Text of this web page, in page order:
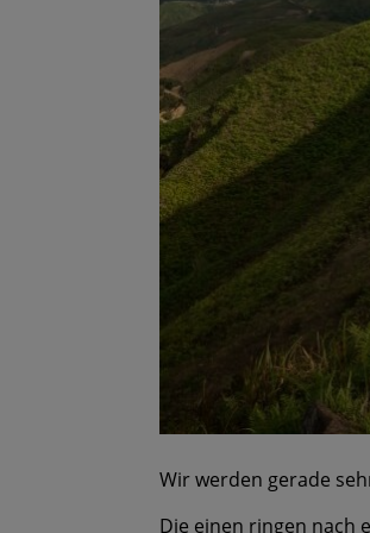
Wir werden gerade
Die einen ringen nach